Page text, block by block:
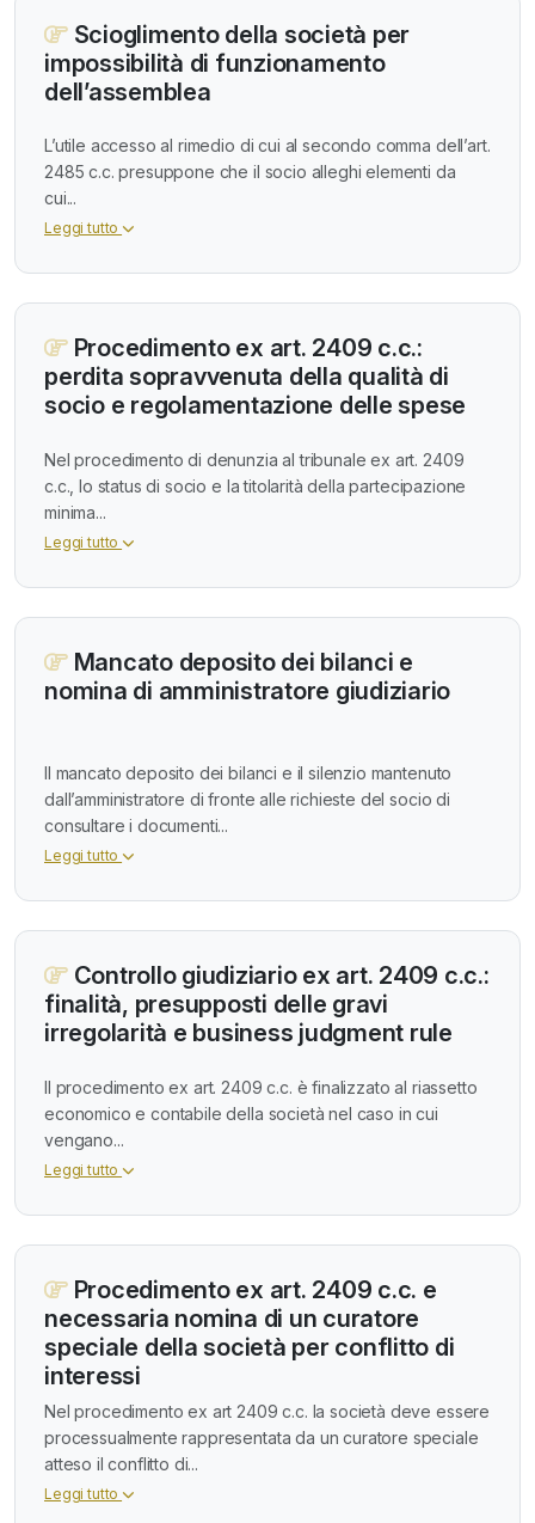
Scioglimento della società per
impossibilità di funzionamento
dell’assemblea
L’utile accesso al rimedio di cui al secondo comma dell’art.
2485 c.c. presuppone che il socio alleghi elementi da
cui...
Leggi tutto
Procedimento ex art. 2409 c.c.:
perdita sopravvenuta della qualità di
socio e regolamentazione delle spese
Nel procedimento di denunzia al tribunale ex art. 2409
c.c., lo status di socio e la titolarità della partecipazione
minima...
Leggi tutto
Mancato deposito dei bilanci e
nomina di amministratore giudiziario
Il mancato deposito dei bilanci e il silenzio mantenuto
dall’amministratore di fronte alle richieste del socio di
consultare i documenti...
Leggi tutto
Controllo giudiziario ex art. 2409 c.c.:
finalità, presupposti delle gravi
irregolarità e business judgment rule
Il procedimento ex art. 2409 c.c. è finalizzato al riassetto
economico e contabile della società nel caso in cui
vengano...
Leggi tutto
Procedimento ex art. 2409 c.c. e
necessaria nomina di un curatore
speciale della società per conflitto di
interessi
Nel procedimento ex art 2409 c.c. la società deve essere
processualmente rappresentata da un curatore speciale
atteso il conflitto di...
Leggi tutto